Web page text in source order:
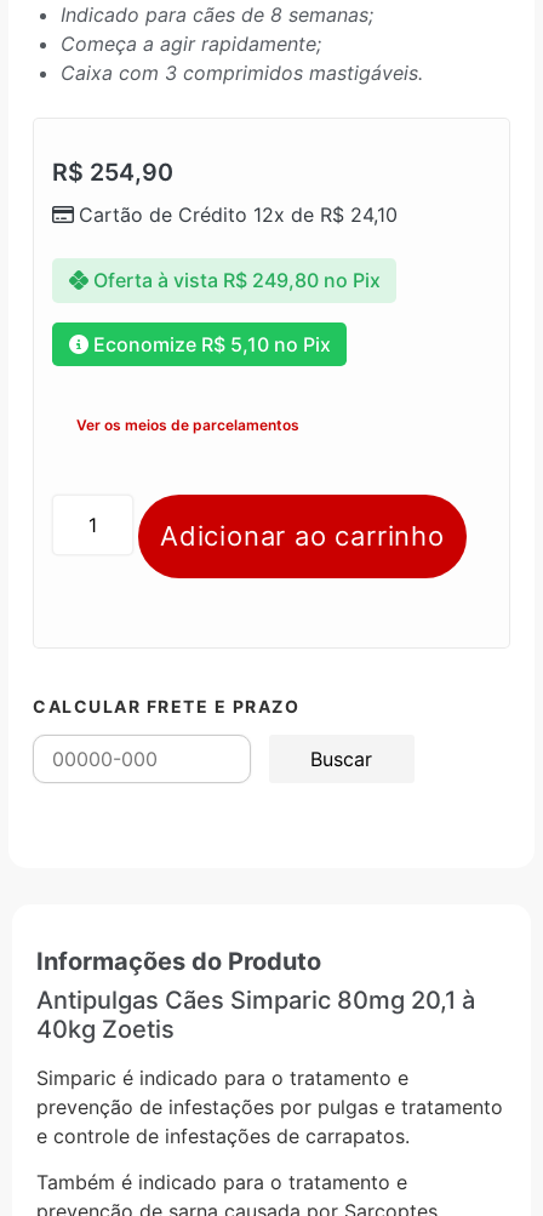
Indicado para cães de 8 semanas;
Começa a agir rapidamente;
Caixa com 3 comprimidos mastigáveis.
R$ 254,90
Cartão de Crédito 12x de R$ 24,10
Oferta à vista R$249,80 no Pix
Economize R$5,10no Pix
Ver os meios de parcelamentos
Adicionar ao carrinho
CALCULAR FRETE E PRAZO
Informações do Produto
Antipulgas Cães Simparic 80mg 20,1 à
40kg Zoetis
Simparic é indicado para o tratamento e
prevenção de infestações por pulgas e tratamento
e controle de infestações de carrapatos.
Também é indicado para o tratamento e